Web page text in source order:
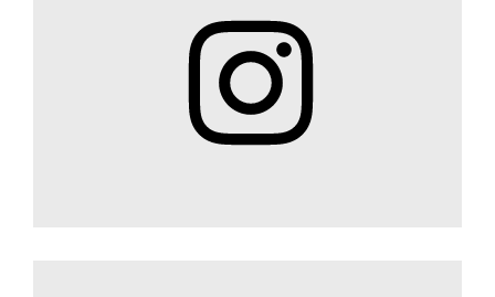
Instagram